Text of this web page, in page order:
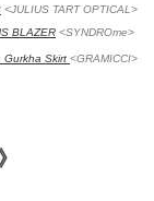
<JULIUS TART OPTICAL>
BLAZER <SYNDROme>
Gurkha Skirt <GRAMICCI>